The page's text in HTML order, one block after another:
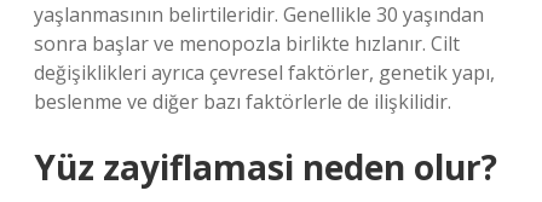
yaşlanmasının belirtileridir. Genellikle 30 yaşından
sonra başlar ve menopozla birlikte hızlanır. Cilt
değişiklikleri ayrıca çevresel faktörler, genetik yapı,
beslenme ve diğer bazı faktörlerle de ilişkilidir.
Yüz zayiflamasi neden olur?